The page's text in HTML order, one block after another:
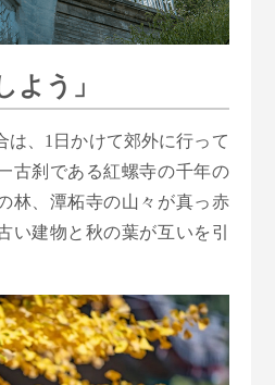
よう」
は、1日かけて郊外に行って
古刹である紅螺寺の千年の
林、潭柘寺の山々が真っ赤
い建物と秋の葉が互いを引